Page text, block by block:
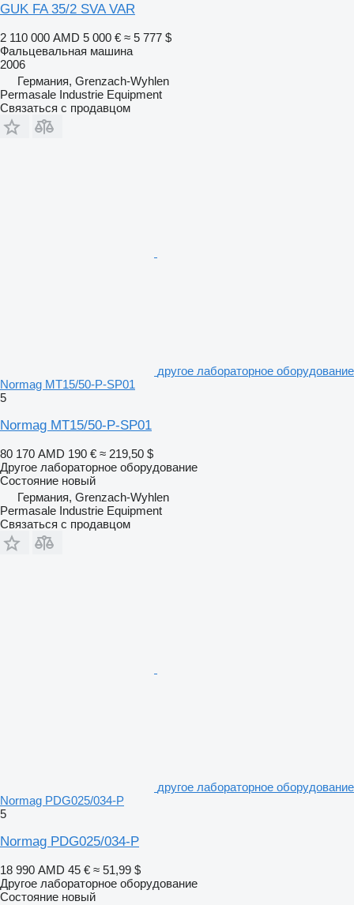
GUK FA 35/2 SVA VAR
2 110 000 AMD 5 000 € ≈ 5 777 $
Фальцевальная машина
2006
Германия, Grenzach-Wyhlen
Permasale Industrie Equipment
Связаться с продавцом
другое лабораторное оборудование
Normag MT15/50-P-SP01
5
Normag MT15/50-P-SP01
80 170 AMD 190 € ≈ 219,50 $
Другое лабораторное оборудование
Состояние новый
Германия, Grenzach-Wyhlen
Permasale Industrie Equipment
Связаться с продавцом
другое лабораторное оборудование
Normag PDG025/034-P
5
Normag PDG025/034-P
18 990 AMD 45 € ≈ 51,99 $
Другое лабораторное оборудование
Состояние новый